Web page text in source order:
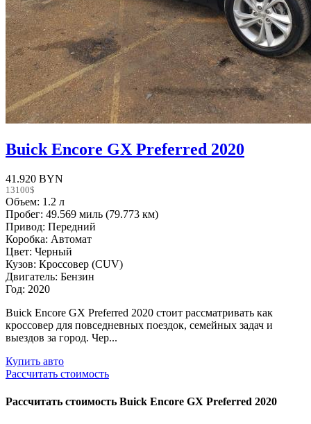
Buick Encore GX Preferred 2020
41.920 BYN
13100$
Объем: 1.2 л
Пробег: 49.569 миль (79.773 км)
Привод: Передний
Коробка: Автомат
Цвет: Черный
Кузов: Кроссовер (CUV)
Двигатель: Бензин
Год: 2020
Buick Encore GX Preferred 2020 стоит рассматривать как
кроссовер для повседневных поездок, семейных задач и
выездов за город. Чер...
Купить авто
Рассчитать стоимость
Рассчитать стоимость Buick Encore GX Preferred 2020